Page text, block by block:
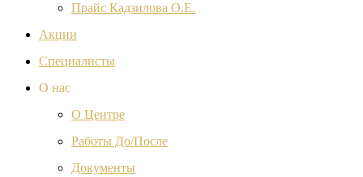
Прайс Кадзилова О.Е.
Акции
Специалисты
О нас
О Центре
Работы До/После
Документы